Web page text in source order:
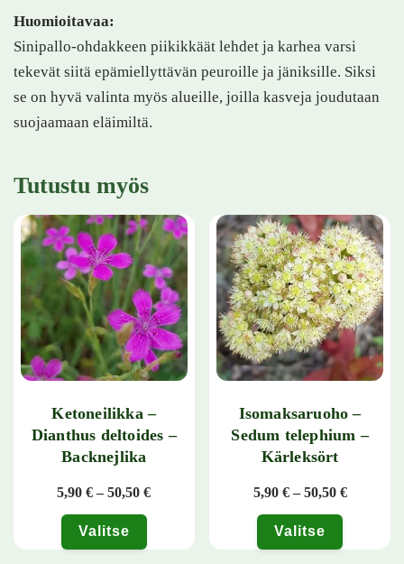
Huomioitavaa:
Sinipallo-ohdakkeen piikikkäät lehdet ja karhea varsi
tekevät siitä epämiellyttävän peuroille ja jäniksille. Siksi
se on hyvä valinta myös alueille, joilla kasveja joudutaan
suojaamaan eläimiltä.
Tutustu myös
Ketoneilikka –
Dianthus deltoides –
Backnejlika
5,90€ – 50,50€Hintaluokka: 5,90 € - 50,50 €
Valitse
Isomaksaruoho –
Sedum telephium –
Kärleksört
5,90 € – 50,50 €
Valitse